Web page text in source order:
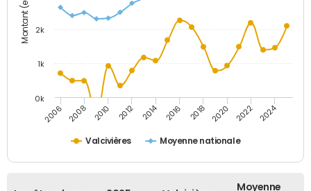
Valcivières Moyenne nationale
2006 2008 2010 2012 2014 2016 2018 2020 2022 2024
0k
1k
2k
Moyenne